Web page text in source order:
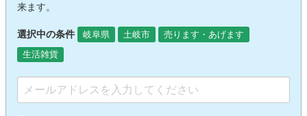
来ます。
選択中の条件 岐阜県 土岐市
売ります・あげます
生活雑貨